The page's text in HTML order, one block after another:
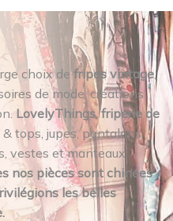
choix defripes vintage,
de mode, créations
LovelyThings, friperie de
& tops, jupes, pantalons,
vestes et manteaux,
nos pièces sont chinées
les belles